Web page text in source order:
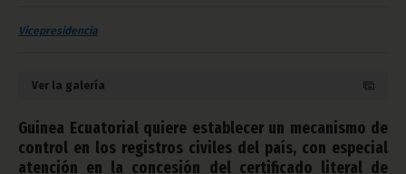
Vicepresidencia
Ver la galería
Guinea Ecuatorial quiere establecer un mecanismo de
control en los registros civiles del país, con especial
atención en la concesión del certificado literal de